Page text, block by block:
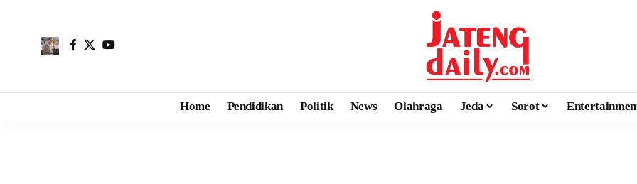
Home Pendidikan Politik News Olahraga Jeda Sorot